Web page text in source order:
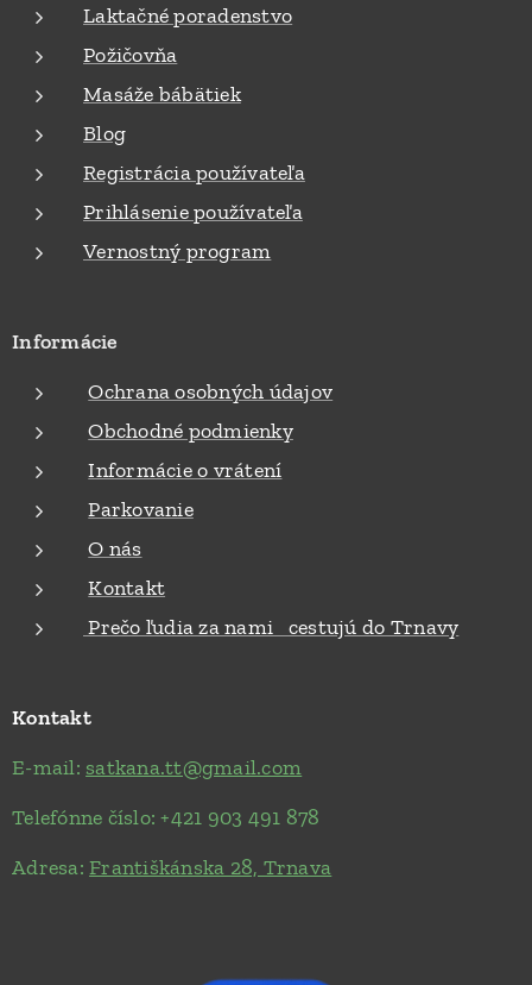
Laktačné poradenstvo
Požičovňa
Masáže bábätiek
Blog
Registrácia používateľa
Prihlásenie používateľa
Vernostný program
Informácie
Ochrana osobných údajov
Obchodné podmienky
Informácie o vrátení
Parkovanie
O nás
Kontakt
Prečo ľudia za nami cestujú do Trnavy
Kontakt
E-mail: satkana.tt@gmail.com
Telefónne číslo: +421 903 491 878
Adresa:Františkánska 28, Trnava